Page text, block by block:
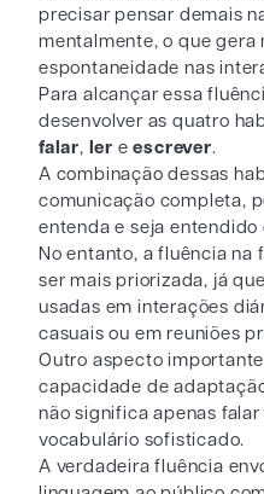
precisar pensar demais
mentalmente, o que gera
espontaneidade nas
Para alcançar essa
desenvolver as quatro
falar, ler eescrever.
A combinação dessas
comunicação completa,
entenda e seja
No entanto, a fluência na
ser mais priorizada, já
usadas em interações
casuais ou em reuniões
Outro aspecto
capacidade de
não significa apenas
vocabulário sofisticado.
A verdadeira fluência